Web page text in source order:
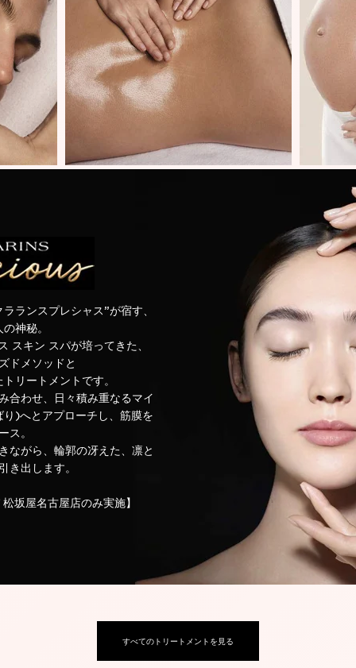
ランスプレシャス”が宿す、
神秘。
スキン スパが培ってきた、
ドメソッドと
リートメントです。
合わせ、日々積み重なるマイ
)へとアプローチし、筋膜を
ス。
ながら、輪郭の冴えた、凛と
き出します。
坂屋名古屋店のみ実施】
すべてのトリートメントを見る